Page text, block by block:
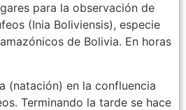
para la observación de
(Inia Boliviensis), especie
de Bolivia. En horas
(natación) en la confluencia
Terminando la tarde se hace